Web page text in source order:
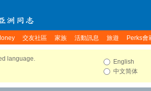
交友社區 家族 活動訊息 旅遊 Perks會
language.
English
中文简体